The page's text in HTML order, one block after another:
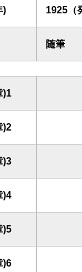
) 1925（
随筆
)1
)2
)3
)4
)5
)6